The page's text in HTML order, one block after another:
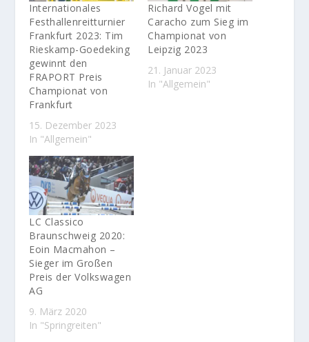
Internationales
Festhallenreitturnier
Frankfurt 2023: Tim
Rieskamp-Goedeking
gewinnt den
FRAPORT Preis
Championat von
Frankfurt
15. Dezember 2023
In "Allgemein"
Richard Vogel mit
Caracho zum Sieg im
Championat von
Leipzig 2023
21. Januar 2023
In "Allgemein"
LC Classico
Braunschweig 2020:
Eoin Macmahon –
Sieger im Großen
Preis der Volkswagen
AG
9. März 2020
In "Springreiten"